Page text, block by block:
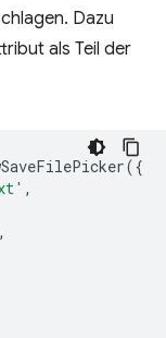
Dazu
als Teil der
({
,
,